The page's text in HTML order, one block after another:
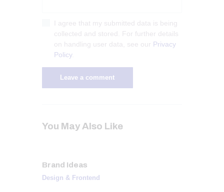
I agree that my submitted data is being
collected and stored. For further details
on handling user data, see our Privacy
Policy.
You May Also Like
Brand Ideas
Design & Frontend